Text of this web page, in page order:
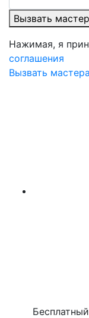
Вызвать
Нажимая, я
соглашения
Вызвать мастера